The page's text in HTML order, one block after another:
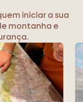
iniciar a sua
montanha e